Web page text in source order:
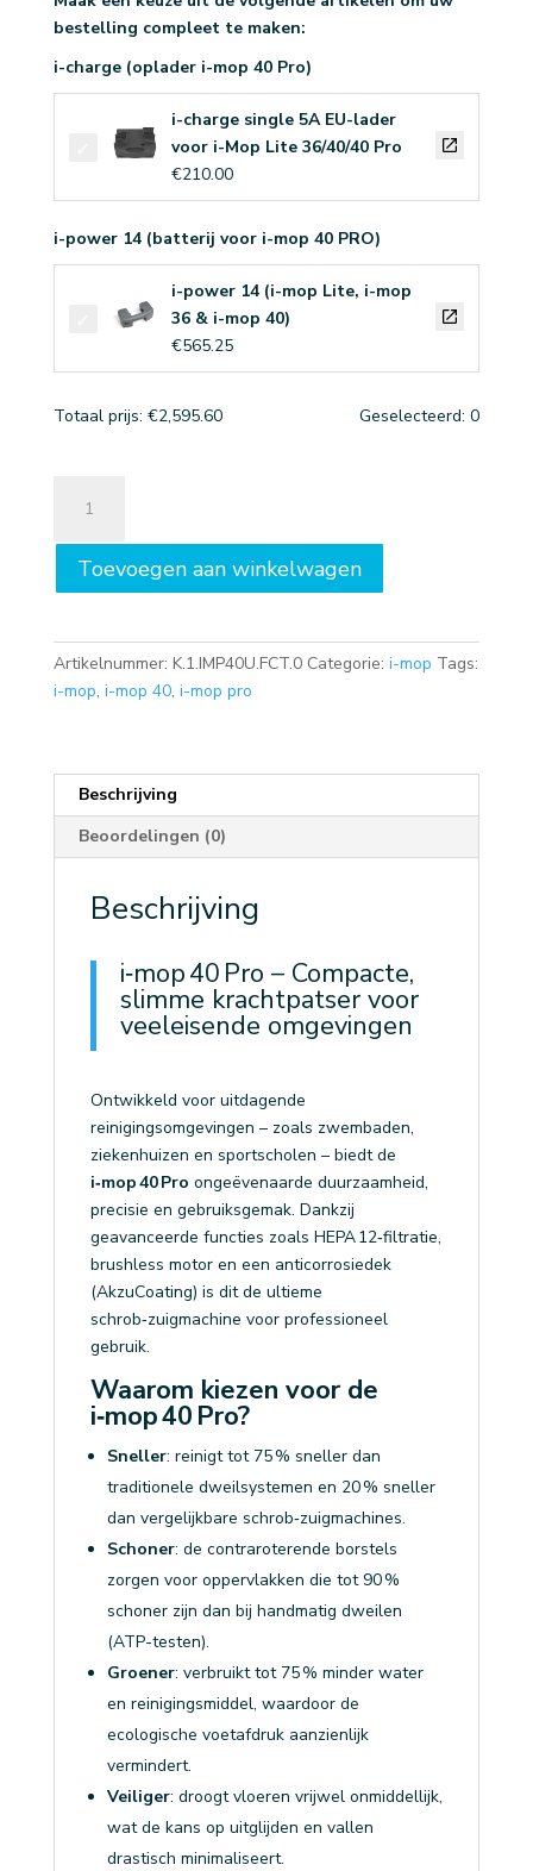
bestelling compleet te maken:
i-charge (oplader i-mop 40 Pro)
i-charge single 5A EU-lader
voor i-Mop Lite 36/40/40 Pro
€210.00
i-power 14 (batterij voor i-mop 40 PRO)
i-power 14 (i-mop Lite, i-mop
36 & i-mop 40)
€565.25
Totaal prijs: €2,595.60 Geselecteerd: 0
40
schrobzuigmachine
i-
team
batterij)
aantal
Toevoegen aan winkelwagen
Artikelnummer: K.1.IMP40U.FCT.0 Categorie: i-mop Tags:
i-mop, i-mop 40, i-mop pro
Beschrijving
Beoordelingen (0)
Beschrijving
i‑mop 40 Pro – Compacte,
slimme krachtpatser voor
veeleisende omgevingen
Ontwikkeld voor uitdagende
reinigingsomgevingen – zoals zwembaden,
ziekenhuizen en sportscholen – biedt de
i‑mop 40 Pro ongeëvenaarde duurzaamheid,
precisie en gebruiksgemak. Dankzij
geavanceerde functies zoals HEPA 12‑filtratie,
brushless motor en een anticorrosiedek
(AkzuCoating) is dit de ultieme
schrob‑zuigmachine voor professioneel
gebruik.
Waarom kiezen voor de
i‑mop 40 Pro?
Sneller: reinigt tot 75 % sneller dan
traditionele dweilsystemen en 20 % sneller
dan vergelijkbare schrob‑zuigmachines.
Schoner: de contraroterende borstels
zorgen voor oppervlakken die tot 90 %
schoner zijn dan bij handmatig dweilen
(ATP-testen).
Groener: verbruikt tot 75 % minder water
en reinigingsmiddel, waardoor de
ecologische voetafdruk aanzienlijk
vermindert.
Veiliger: droogt vloeren vrijwel onmiddellijk,
wat de kans op uitglijden en vallen
drastisch minimaliseert.